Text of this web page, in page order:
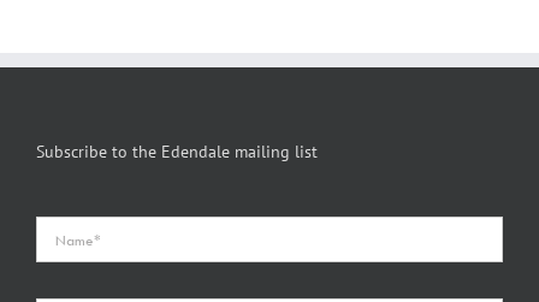
Subscribe to the Edendale mailing list